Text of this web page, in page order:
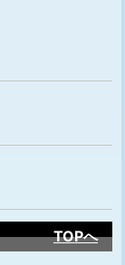
TOPへ